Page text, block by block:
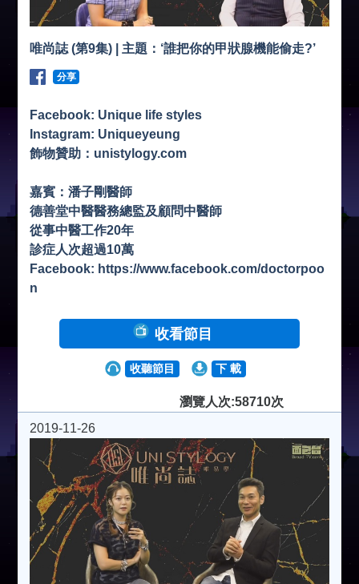
唯尚誌 (第9集) | 主題：‘誰把你的甲狀腺機能偷走?’
分享
Facebook: Unique life styles
Instagram: Uniqueyeung
飾物贊助：unistylogy.com
嘉賓：潘子剛醫師
德善堂中醫醫務總監及顧問中醫師
從事中醫工作20年
診症人次超過10萬
Facebook: https://www.facebook.com/doctorpoo
n
收看節目
收聽節目 下 載
瀏覽人次:58710次
2019-11-26